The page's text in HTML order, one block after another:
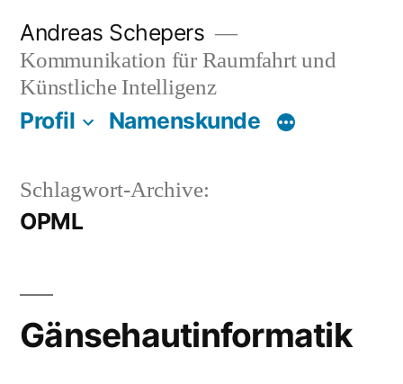
Inhalt
springen
Andreas Schepers
Kommunikation für Raumfahrt und
Künstliche Intelligenz
Profil Namenskunde
Schlagwort-Archive:
OPML
Gänsehautinformatik